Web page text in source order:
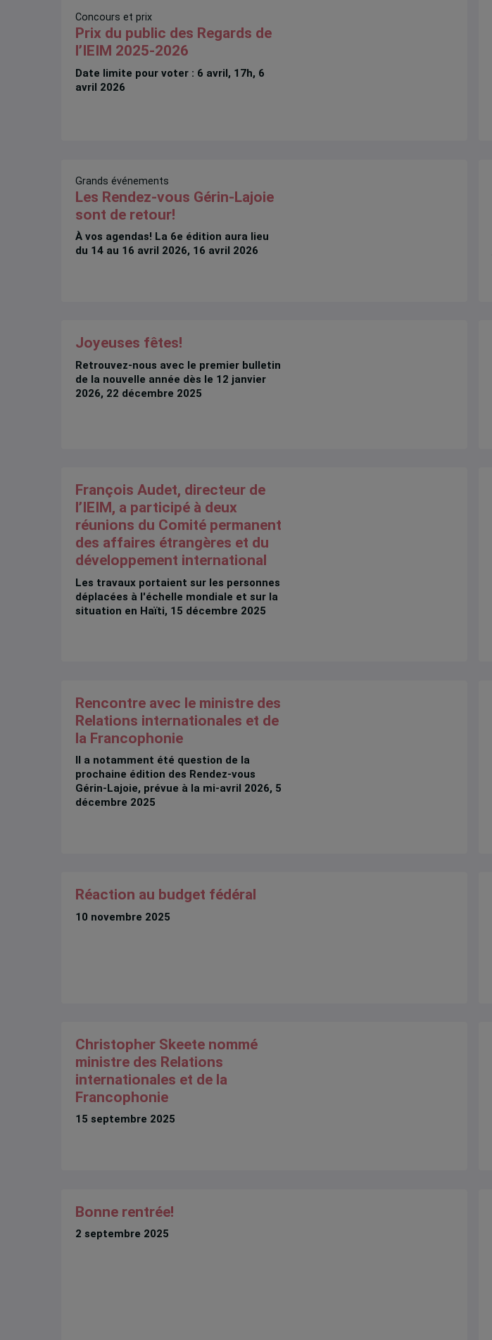
Concours et prix
Prix du public des Regards de
l’IEIM 2025-2026
Date limite pour voter : 6 avril, 17h, 6
avril 2026
Grands événements
Les Rendez-vous Gérin-Lajoie
sont de retour!
À vos agendas! La 6e édition aura lieu
du 14 au 16 avril 2026, 16 avril 2026
Joyeuses fêtes!
Retrouvez-nous avec le premier bulletin
de la nouvelle année dès le 12 janvier
2026, 22 décembre 2025
François Audet, directeur de
l’IEIM, a participé à deux
réunions du Comité permanent
des affaires étrangères et du
développement international
Les travaux portaient sur les personnes
déplacées à l'échelle mondiale et sur la
situation en Haïti, 15 décembre 2025
Rencontre avec le ministre des
Relations internationales et de
la Francophonie
Il a notamment été question de la
prochaine édition des Rendez-vous
Gérin-Lajoie, prévue à la mi-avril 2026, 5
décembre 2025
Réaction au budget fédéral
10 novembre 2025
Christopher Skeete nommé
ministre des Relations
internationales et de la
Francophonie
15 septembre 2025
Bonne rentrée!
2 septembre 2025